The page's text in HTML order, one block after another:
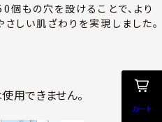
もの穴を設けることで、より
しい肌ざわりを実現しました。
用できません。
カート